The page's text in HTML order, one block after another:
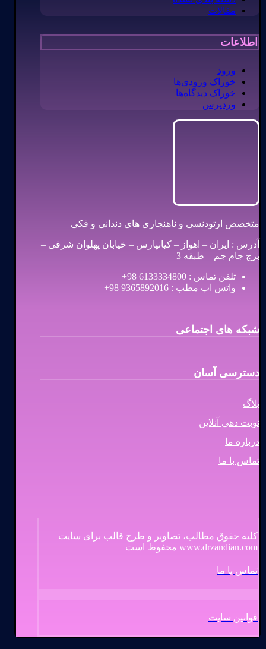
مقالات
اطلاعات
ورود
خوراک ورودی‌ها
خوراک دیدگاه‌ها
وردپرس
متخصص ارتودنسی و ناهنجاری های دندانی و فکی
آدرس : ایران – اهواز – کیانپارس – خیابان پهلوان شرقی –
برج جام جم – طبقه 3
تلفن تماس : 6133334800 98+
واتس اپ مطب : 9365892016 98+
شبکه های اجتماعی
دسترسی آسان
بلاگ
نوبت دهی آنلاین
درباره ما
تماس با ما
کلیه حقوق مطالب، تصاویر و طرح قالب برای سایت
www.drzandian.com محفوظ است
تماس با ما
قوانین سایت